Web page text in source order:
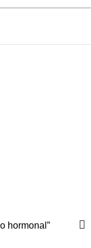
hormonal”